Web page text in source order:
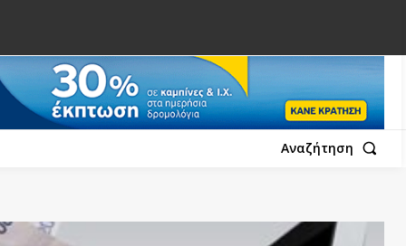
Αναζήτηση